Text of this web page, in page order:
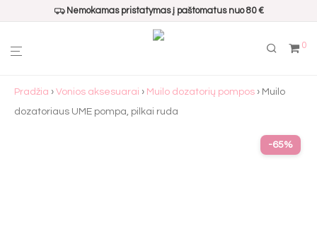
Nemokamas pristatymas į paštomatus nuo 80 €
0
Pradžia › Vonios aksesuarai › Muilo dozatorių pompos › Muilo
dozatoriaus UME pompa, pilkai ruda
-65%